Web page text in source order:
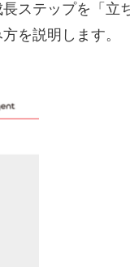
ステップを「立
を説明します。